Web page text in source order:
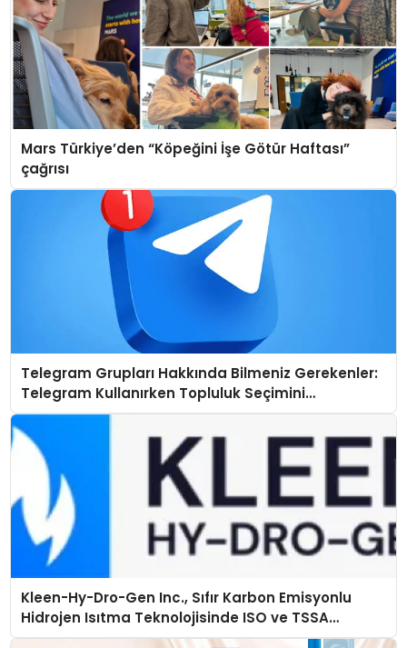
Mars Türkiye’den “Köpeğini İşe Götür Haftası”
çağrısı
Telegram Grupları Hakkında Bilmeniz Gerekenler:
Telegram Kullanırken Topluluk Seçimini
Kolaylaştırın
Kleen-Hy-Dro-Gen Inc., Sıfır Karbon Emisyonlu
Hidrojen Isıtma Teknolojisinde ISO ve TSSA
Düzenleyici Onaylarını Aldı